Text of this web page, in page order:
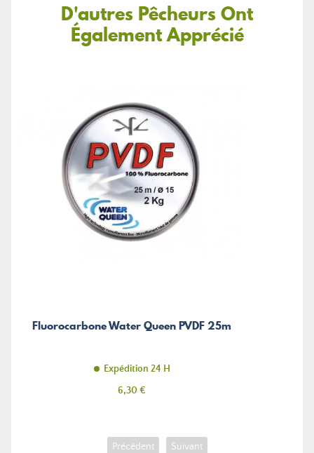
D'autres Pêcheurs Ont
Également Apprécié
Fluorocarbone Water Queen PVDF 25m
Expédition 24 H
Prix
6,30 €
Précédent Suivant